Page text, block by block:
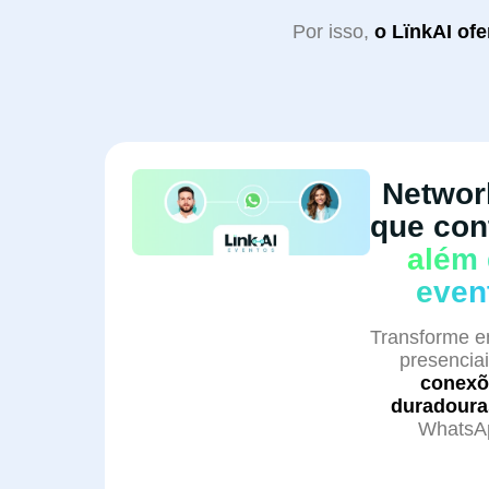
Por isso, o LïnkAI
que
além
Transforme